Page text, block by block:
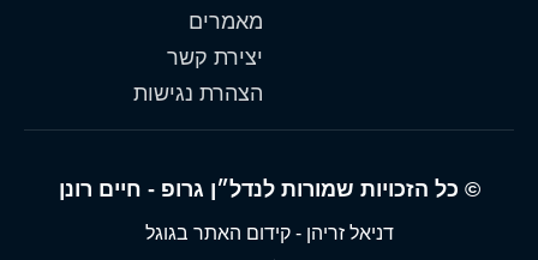
מאמרים
יצירת קשר
הצהרת נגישות
© כל הזכויות שמורות לנדל״ן גרופ - חיים רונן
דניאל זריהן - קידום האתר בגוגל